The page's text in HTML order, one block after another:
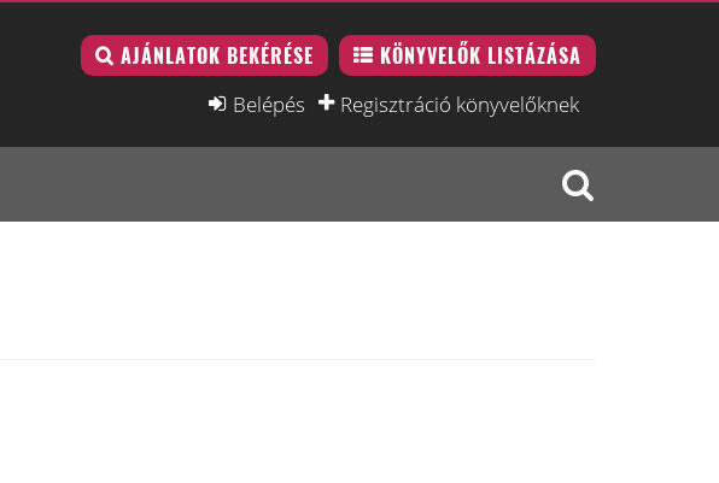
AJÁNLATOK BEKÉRÉSE KÖNYVELŐK LISTÁZÁSA
Belépés Regisztráció könyvelőknek